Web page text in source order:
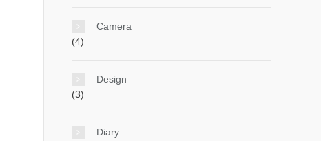
Camera
(4)
Design
(3)
Diary